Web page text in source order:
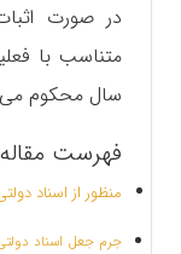
در صورت
سال محکوم
فهرست مقاله
منظور از اسناد
جرم جعل اسناد